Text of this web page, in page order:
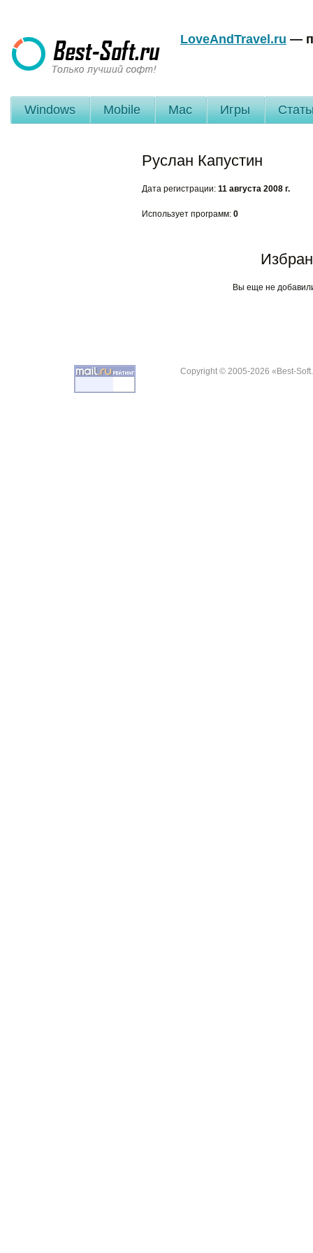
LoveAndTravel.ru —
Windows Mobile Mac Игры
Руслан Капустин
Дата регистрации: 11 августа 2008 г.
Использует программ: 0
Вы еще не
Copyright © 2005-2026 «Best-